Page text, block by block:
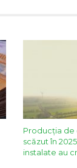
Producția de
scăzut în
instalate au